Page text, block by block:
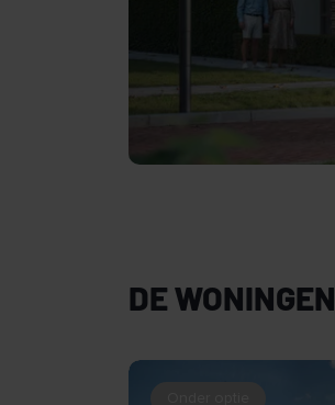
DE WONINGEN